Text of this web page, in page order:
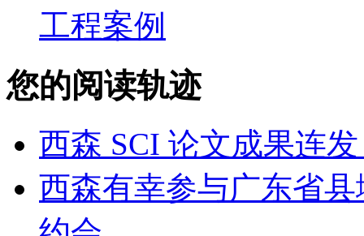
工程案例
您的阅读轨迹
西森 SCI 论文成果连
西森有幸参与广东省